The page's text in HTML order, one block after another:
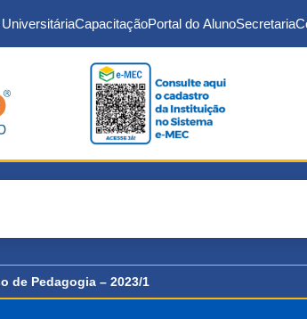
CapacitaçãoPortal do AlunoSecretaria
de Pedagogia – 2023/1